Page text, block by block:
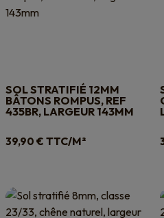
SOL STRATIFIÉ 12MM
BÂTONS ROMPUS, REF
435BR, LARGEUR 143MM
39,90 € TTC/M²